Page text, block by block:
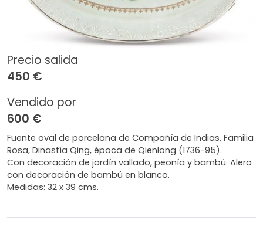
Precio salida
450 €
Vendido por
600 €
Fuente oval de porcelana de Compañía de Indias, Familia
Rosa, Dinastía Qing, época de Qienlong (1736-95).
Con decoración de jardín vallado, peonía y bambú. Alero
con decoración de bambú en blanco.
Medidas: 32 x 39 cms.